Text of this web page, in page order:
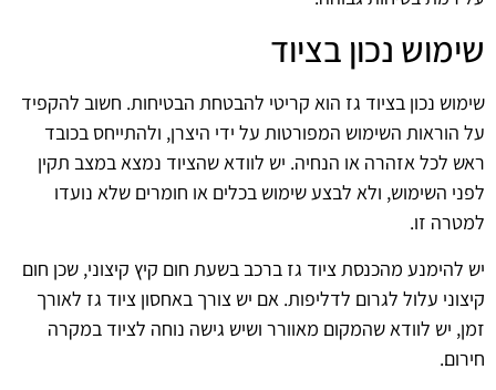
שימוש נכון בציוד
שימוש נכון בציוד גז הוא קריטי להבטחת הבטיחות. חשוב להקפיד
על הוראות השימוש המפורטות על ידי היצרן, ולהתייחס בכובד
ראש לכל אזהרה או הנחיה. יש לוודא שהציוד נמצא במצב תקין
לפני השימוש, ולא לבצע שימוש בכלים או חומרים שלא נועדו
למטרה זו.
יש להימנע מהכנסת ציוד גז ברכב בשעת חום קיץ קיצוני, שכן חום
קיצוני עלול לגרום לדליפות. אם יש צורך באחסון ציוד גז לאורך
זמן, יש לוודא שהמקום מאוורר ושיש גישה נוחה לציוד במקרה
חירום.